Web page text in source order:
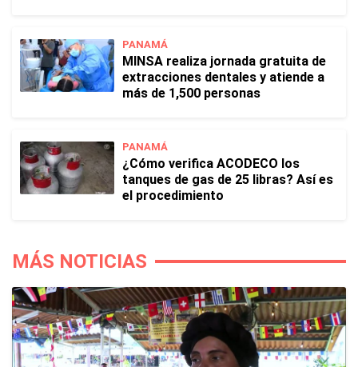
PANAMÁ
MINSA realiza jornada gratuita de
extracciones dentales y atiende a
más de 1,500 personas
PANAMÁ
¿Cómo verifica ACODECO los
tanques de gas de 25 libras? Así es
el procedimiento
MÁS NOTICIAS